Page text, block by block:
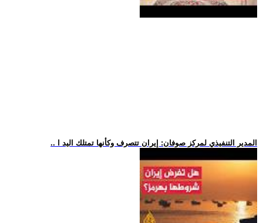
.. المدير التنفيذي لمركز صوفان: إيران تتصرف وكأنها تمتلك اليد ا